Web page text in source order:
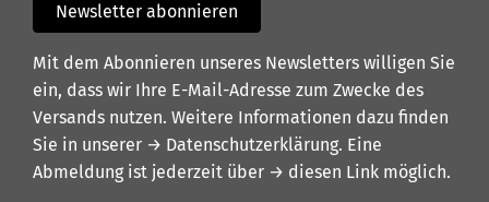
Newsletter abonnieren
Mit dem Abonnieren unseres Newsletters willigen Sie
ein, dass wir Ihre E-Mail-Adresse zum Zwecke des
Versands nutzen. Weitere Informationen dazu finden
Sie in unserer → Datenschutzerklärung. Eine
Abmeldung ist jederzeit über → diesen Link möglich.